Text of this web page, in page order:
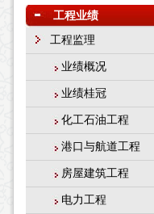
工程业绩
工程监理
业绩概况
业绩桂冠
化工石油工程
港口与航道工程
房屋建筑工程
电力工程